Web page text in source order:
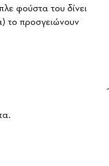
φούστα του δίνει
το προσγειώνουν